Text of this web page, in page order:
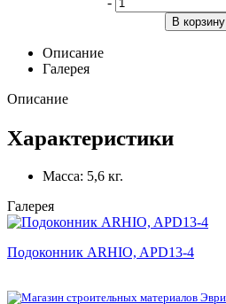
В корзину
Описание
Галерея
Описание
Характеристики
Масса: 5,6 кг.
Галерея
Подоконник ARHIO, APD13-4